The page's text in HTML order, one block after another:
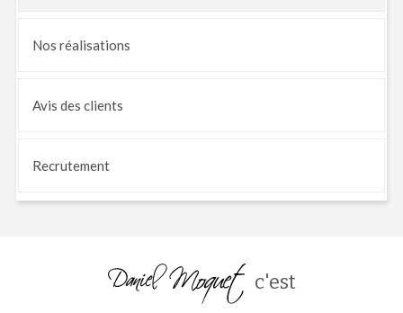
Nos réalisations
Avis des clients
Recrutement
c'est